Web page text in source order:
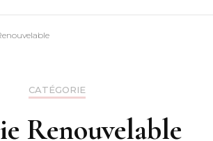
CATÉGORIE
Renouvelable